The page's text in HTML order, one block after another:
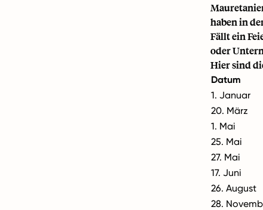
haben in
Fällt ein
oder
Hier sind
Datum
1. Januar
20. März
1. Mai
25. Mai
27. Mai
17. Juni
26. August
28.